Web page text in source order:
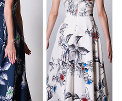
の主役ラップロングドレス」